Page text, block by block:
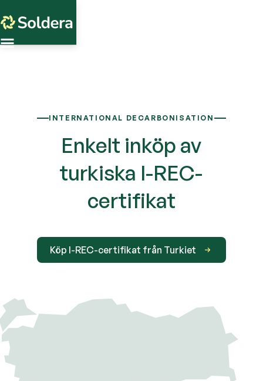
Enkelt inköp av
turkiska I-REC-
certifikat
INTERNATIONAL DECARBONISATION
Köp I-REC-certifikat från Turkiet